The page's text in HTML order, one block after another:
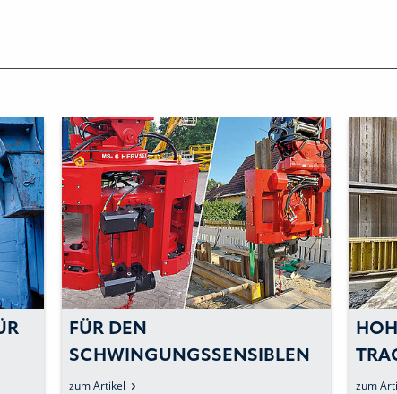
FÜR DEN
SCHWINGUNGSSENSIBLEN
BEGRENZTEN BAURAUM
zum Artikel zum